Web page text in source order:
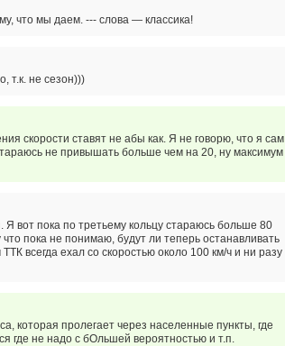
что мы даем. --- слова — классика!
т.к. не сезон)))
скорости ставят не абы как. Я не говорю, что я сам
не привышать больше чем на 20, ну максимум
вот пока по третьему кольцу стараюсь больше 80
пока не понимаю, будут ли теперь останавливать
всегда ехал со скоростью около 100 км/ч и ни разу
которая пролегает через населенные пункты, где
где не надо с бОльшей вероятностью и т.п.